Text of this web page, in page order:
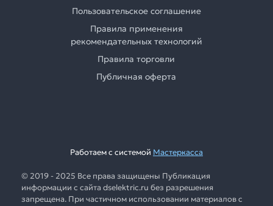
Пользовательское соглашение
Правила применения
рекомендательных технологий
Правила торговли
Публичная оферта
Работаем с системой Мастеркасса
© 2019 - 2025 Все права защищены Публикация
информации с сайта dselektric.ru без разрешения
запрещена. При частичном использовании материалов с